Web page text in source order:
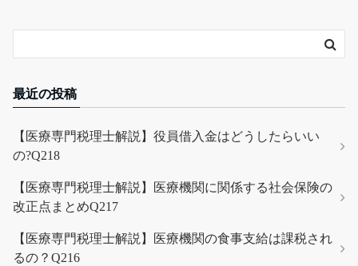
最近の投稿
【医療専門税理士解説】役員借入金はどうしたらいい
の?Q218
【医療専門税理士解説】医療機関に関係する社会保険の
改正点まとめQ217
【医療専門税理士解説】医療機関の食事支給は課税され
るの？Q216